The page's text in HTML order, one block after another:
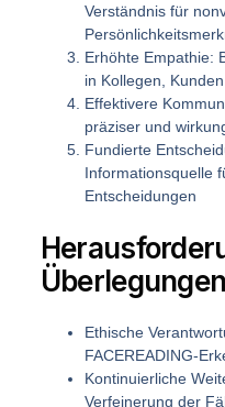
Verständnis für
Erhöhte Empathie:
in Kollegen,
Effektivere
präziser und
Fundierte
Informationsquelle
Entscheidungen
Überlegungen
Ethische
FACEREADING-
Kontinuierliche
Verfeinerung der